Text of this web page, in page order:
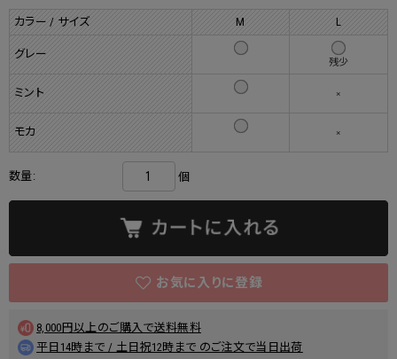
カラー / サイズ M L
グレー
残少
ミント ×
モカ ×
数量: 個
8,000円以上のご購入で送料無料
平日14時まで / 土日祝12時まで のご注文で当日出荷